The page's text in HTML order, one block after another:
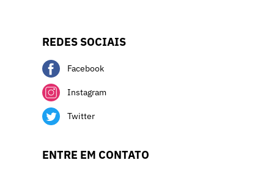
REDES SOCIAIS
Facebook
Instagram
Twitter
ENTRE EM CONTATO